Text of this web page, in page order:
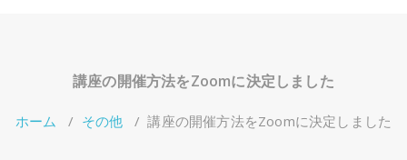
講座の開催方法をZoomに決定しました
ホーム / その他 /講座の開催方法をZoomに決定しました